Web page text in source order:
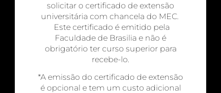
solicitar o certificado de extensão
universitária com chancela do MEC.
Este certificado é emitido pela
Faculdade de Brasilia e não é
obrigatório ter curso superior para
recebe-lo.
*A emissão do certificado de extensão
é opcional e tem um custo adicional